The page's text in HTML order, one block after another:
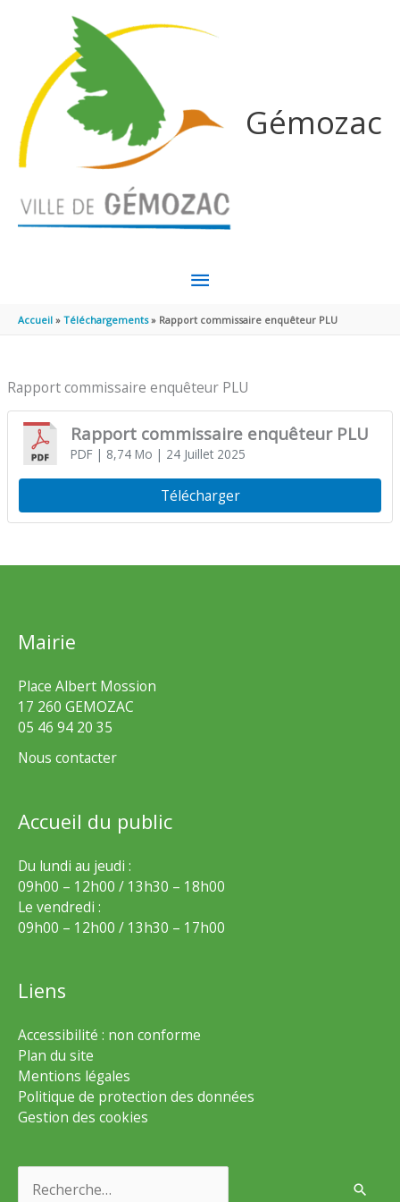
Gémozac
MENU
PRINCIPAL
Accueil Téléchargements Rapport commissaire enquêteur PLU
Rapport commissaire enquêteur PLU
Rapport commissaire enquêteur PLU
PDF| 8,74 Mo | 24 Juillet 2025
Télécharger
Mairie
Place Albert Mossion
17 260 GEMOZAC
05 46 94 20 35
Nous contacter
Accueil du public
Du lundi au jeudi :
09h00 – 12h00 / 13h30 – 18h00
Le vendredi :
09h00 – 12h00 / 13h30 – 17h00
Liens
Accessibilité : non conforme
Plan du site
Mentions légales
Politique de protection des données
Gestion des cookies